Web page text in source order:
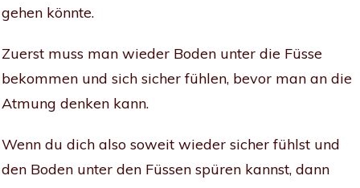
gehen könnte.
Zuerst muss man wieder Boden unter die Füsse
bekommen und sich sicher fühlen, bevor man an die
Atmung denken kann.
Wenn du dich also soweit wieder sicher fühlst und
den Boden unter den Füssen spüren kannst, dann